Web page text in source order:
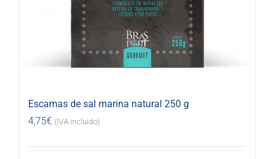
Escamas de sal marina natural 250 g
4,75€ (IVA incluido)